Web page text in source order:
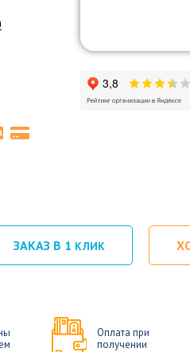
ЗАКАЗ В 1 КЛИК
Оплата при
получении